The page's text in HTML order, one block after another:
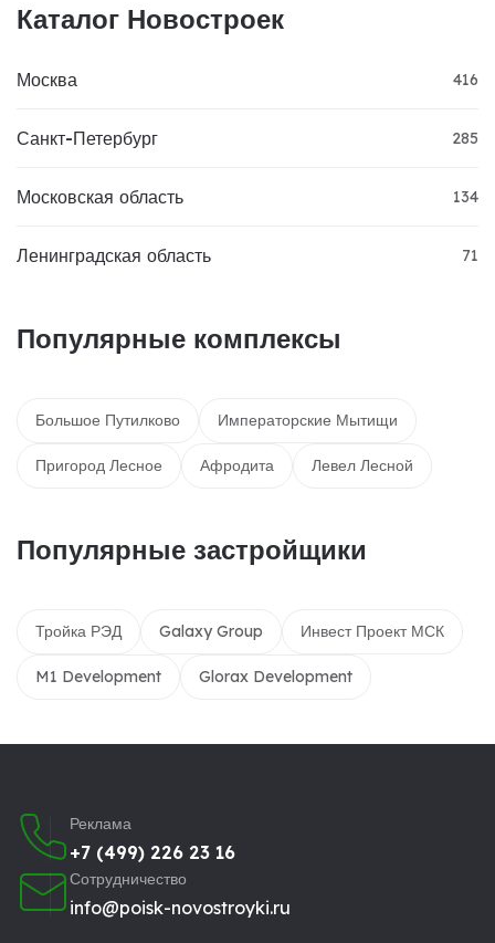
Каталог Новостроек
Москва 416
Санкт-Петербург 285
Московская область 134
Ленинградская область 71
Популярные комплексы
Большое Путилково Императорские Мытищи
Пригород Лесное Афродита Левел Лесной
Популярные застройщики
Тройка РЭД Galaxy Group Инвест Проект МСК
M1 Development Glorax Development
Реклама
+7 (499) 226 23 16
Сотрудничество
info@poisk-novostroyki.ru